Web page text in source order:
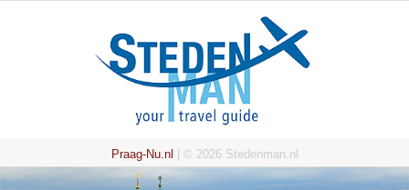
Praag-Nu.nl | © 2026 Stedenman.nl